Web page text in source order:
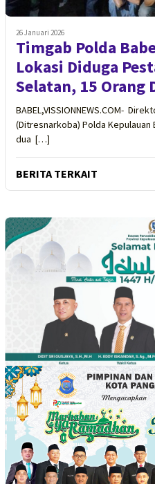
26 Januari 2026
Timgab Polda
Lokasi Diduga
Selatan, 15 Orang
BABEL,VISSIONNEWS.COM-
(Ditresnarkoba) Polda
dua […]
BERITA TERKAIT